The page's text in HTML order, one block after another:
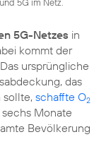
5G-Netzes in
kommt der
ursprüngliche
das
sollte, schaffte O2
Monate
Bevölkerung